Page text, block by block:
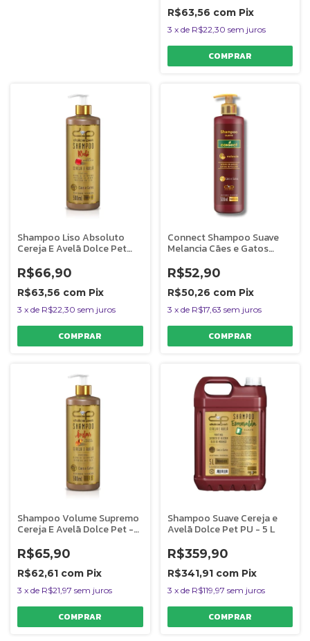
R$63,56 com Pix
3 x de R$22,30 sem juros
Shampoo Liso Absoluto
Cereja E Avelã Dolce Pet
R$66,90
R$63,56 com Pix
3 x de R$22,30 sem juros
Connect Shampoo Suave
Melancia Cães e Gatos
R$52,90
R$50,26 com Pix
3 x de R$17,63 sem juros
Shampoo Volume Supremo
Cereja E Avelã Dolce Pet -
500 ml
R$65,90
R$62,61 com Pix
3 x de R$21,97 sem juros
Shampoo Suave Cereja e
Avelã Dolce Pet PU - 5 L
R$359,90
R$341,91 com Pix
3 x de R$119,97 sem juros